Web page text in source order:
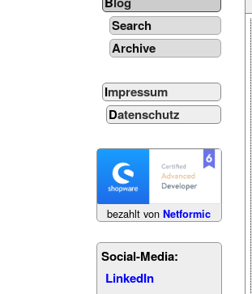
Search
Archive
Impressum
Datenschutz
bezahlt vonNetformic
Social-Media:
LinkedIn